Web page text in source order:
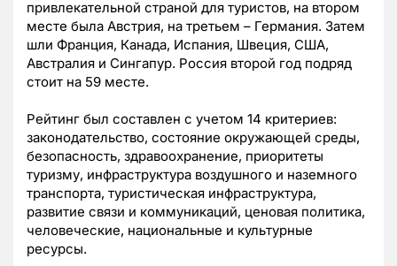
привлекательной страной для туристов, на втором
месте была Австрия, на третьем – Германия. Затем
шли Франция, Канада, Испания, Швеция, США,
Австралия и Сингапур. Россия второй год подряд
стоит на 59 месте.
Рейтинг был составлен с учетом 14 критериев:
законодательство, состояние окружающей среды,
безопасность, здравоохранение, приоритеты
туризму, инфраструктура воздушного и наземного
транспорта, туристическая инфраструктура,
развитие связи и коммуникаций, ценовая политика,
человеческие, национальные и культурные
ресурсы.